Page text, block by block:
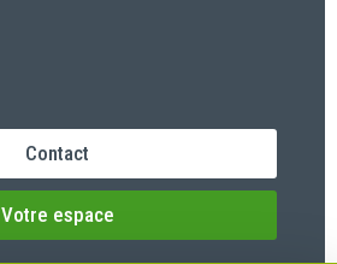
Contact
Votre espace